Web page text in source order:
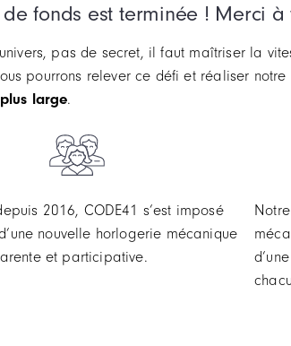
fonds est terminée ! Merci
pas de secret, il faut maîtriser la
pourrons relever ce défi et réaliser
large.
2016, CODE41 s’est imposé
nouvelle horlogerie mécanique
et participative.